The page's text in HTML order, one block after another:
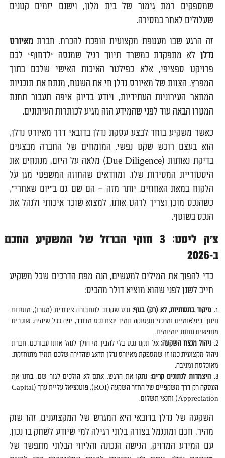
שמספקים רמת גימור של בית מלון, וישנם יזמים קטנים
שעלולים לאחר במסירה.
זה הרגע שבו מעטפת מקצועית הופכת להכרח. חברתמאיורס
נדלן לא מתפקדת כמשרד תיווך רגיל שמנסה "לדחוף" לכם
פרויקט ספציפי, אלא כפילטר האיכות האישי שלכם בתוך
המפרץ. הצוות של מאיורס נדלן חי את השטח, מנתח את תוכניות
המתאר העירוניות העתידיות, ויודע בדיוק איפה תעבור תחנת
המטרו הבאה עוד לפני שהמידע הזה מגיע לכותרות העיתונים.
כאשר משקיע בוחר לבצע עסקת נדלן בדובאי דרך מאיורס נדלן,
הוא בעצם רוכש שקט נפשי. המומחים של החברה מבצעים
בדיקת נאותות (Due Diligence) מלאה על היזם, מנתחים את
היסטוריית המסירות שלו, ומוודאים שהחוזה המשפטי מגן על
הלקוח במאת האחוזים. יותר מזה – הם שם גם ב"יום שאחרי",
כשהנכס מוכן וצריך לרהט אותו, למצוא שוכר איכותי ולנהל את
הנכס בשוטף.
צ'ק ליסט: 3 חוקי הברזל של המשקיע החכם
ב-2026
כדי להפוך את המילים למעשים, הנה מפת הדרכים שכל משקיע
חייב לשנן לפני שהוא מוציא דולר מהכיס:
מיקוד בתשתיות, לא (רק) בנוף: נכס שקרוב לתחבורה ציבורית (מטרו), מוסדות
חינוך בינלאומיים ומרכזי תעסוקה תמיד ינצח נכס מבודד, יפה ככל שיהיה. שוכרים
מחפשים נוחות יומיומית.
ניהול מנצח השקעה: אל תקנו נכס בלי להבין מי הולך לנהל אותו עבורכם. חברת
ניהול מקצועית כמו זו שמספקת מאיורס נדלן תדאג שהדירה שלכם תמיד מתוחזקת,
מאוכלסת ומניבה.
היצמדות לנתונים קרים: נתקו את הרגש. אתם לא הולכים לגור שם. בחנו את
העסקה רק דרך משקפיים של החזר השקעה (ROI), פוטנציאל עליית ערך (Capital
Appreciation) ותנאי תשלום.
השקעה של נדלן בדובאי היא המגרש של המקצוענים. זהו שוק
מהיר, חכם ומתגמל בצורה בלתי רגילה למי שיודע לשחק בו נכון.
עם המידע המדויק, הגישה הנכונה והליווי הבלתי מתפשר של